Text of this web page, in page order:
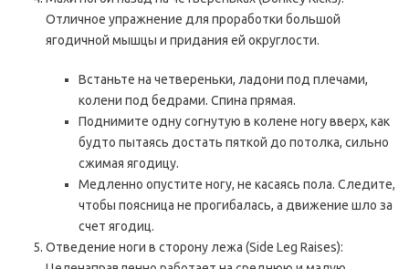
Отличное упражнение для проработки большой
ягодичной мышцы и придания ей округлости.
Встаньте на четвереньки, ладони под плечами,
колени под бедрами. Спина прямая.
Поднимите одну согнутую в колене ногу вверх, как
будто пытаясь достать пяткой до потолка, сильно
сжимая ягодицу.
Медленно опустите ногу, не касаясь пола. Следите,
чтобы поясница не прогибалась, а движение шло за
счет ягодиц.
Отведение ноги в сторону лежа (Side Leg Raises):